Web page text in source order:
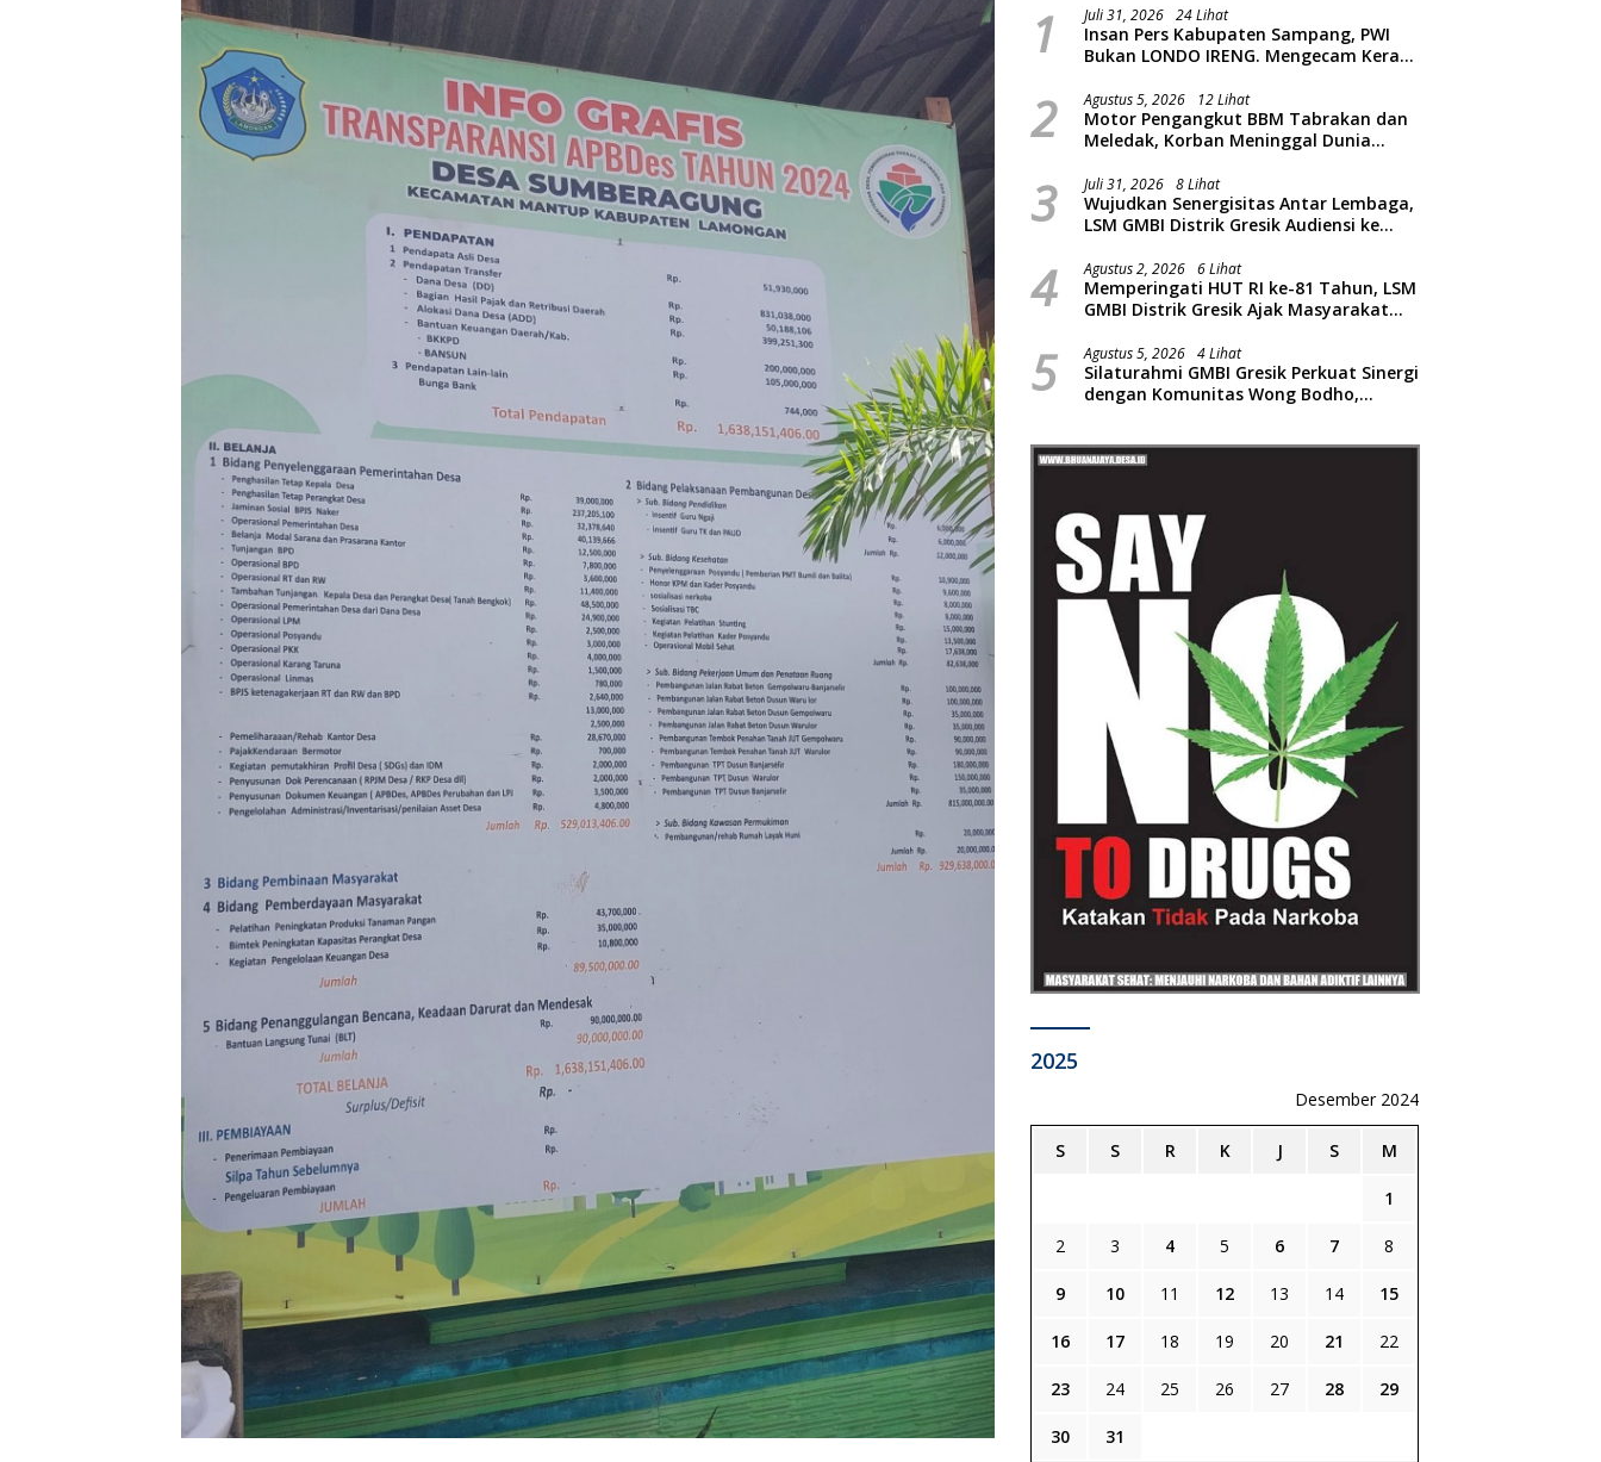
1 Juli 31, 2026 24 Lihat
Insan Pers Kabupaten Sampang, PWI
Bukan LONDO IRENG. Mengecam Keras
Republik Indonesia
2 Agustus 5, 2026 12 Lihat
Motor Pengangkut BBM Tabrakan dan
Meledak, Korban Meninggal Dunia
3 Juli 31, 2026 8 Lihat
Wujudkan Senergisitas Antar Lembaga,
LSM GMBI Distrik Gresik Audiensi ke
Dilanjutkan Giat Sosial Santunan Anak
Yatim Piatu
4 Agustus 2, 2026 6 Lihat
Memperingati HUT RI ke-81 Tahun, LSM
GMBI Distrik Gresik Ajak Masyarakat
5 Agustus 5, 2026 4 Lihat
Silaturahmi GMBI Gresik Perkuat Sinergi
dengan Komunitas Wong Bodho,
Sunatan Massal dan Santunan Anak
2025
Desember 2024
S S R K J S M
1
2 3 4 5 6 7 8
9 10 11 12 13 14 15
16 17 18 19 20 21 22
23 24 25 26 27 28 29
30 31